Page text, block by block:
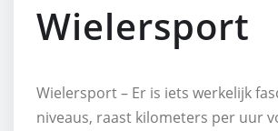
Wielersport
Wielersport – Er is iets werkelijk
niveaus, raast kilometers per uur